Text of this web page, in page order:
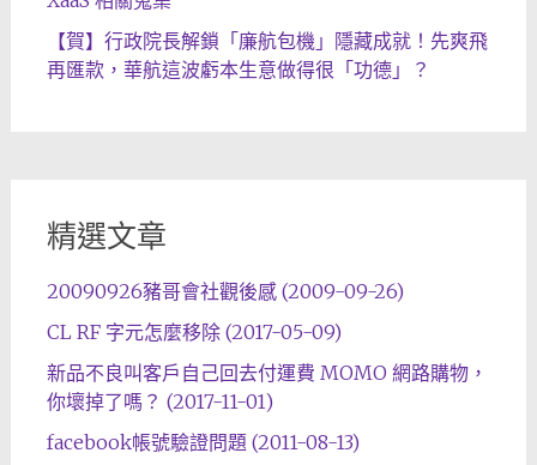
【賀】行政院長解鎖「廉航包機」隱藏成就！先爽飛
再匯款，華航這波虧本生意做得很「功德」？
精選文章
20090926豬哥會社觀後感 (2009-09-26)
CL RF 字元怎麼移除 (2017-05-09)
新品不良叫客戶自己回去付運費 MOMO 網路購物，
你壞掉了嗎？ (2017-11-01)
facebook帳號驗證問題 (2011-08-13)